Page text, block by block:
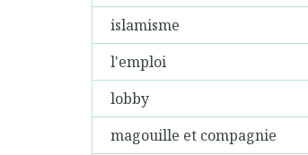
islamisme
l'emploi
lobby
magouille et compagnie